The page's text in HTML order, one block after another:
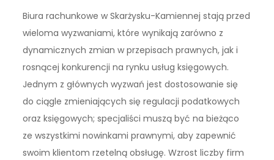
Biura rachunkowe w Skarżysku-Kamiennej stają przed
wieloma wyzwaniami, które wynikają zarówno z
dynamicznych zmian w przepisach prawnych, jak i
rosnącej konkurencji na rynku usług księgowych.
Jednym z głównych wyzwań jest dostosowanie się
do ciągle zmieniających się regulacji podatkowych
oraz księgowych; specjaliści muszą być na bieżąco
ze wszystkimi nowinkami prawnymi, aby zapewnić
swoim klientom rzetelną obsługę. Wzrost liczby firm